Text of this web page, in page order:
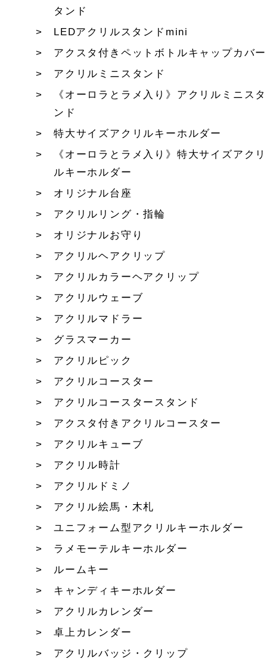
タンド
LEDアクリルスタンドmini
アクスタ付きペットボトルキャップカバー
アクリルミニスタンド
《オーロラとラメ入り》アクリルミニスタ
ンド
特大サイズアクリルキーホルダー
《オーロラとラメ入り》特大サイズアクリ
ルキーホルダー
オリジナル台座
アクリルリング・指輪
オリジナルお守り
アクリルヘアクリップ
アクリルカラーヘアクリップ
アクリルウェーブ
アクリルマドラー
グラスマーカー
アクリルピック
アクリルコースター
アクリルコースタースタンド
アクスタ付きアクリルコースター
アクリルキューブ
アクリル時計
アクリルドミノ
アクリル絵馬・木札
ユニフォーム型アクリルキーホルダー
ラメモーテルキーホルダー
ルームキー
キャンディキーホルダー
アクリルカレンダー
卓上カレンダー
アクリルバッジ・クリップ